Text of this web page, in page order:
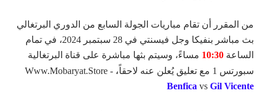
من المقرر أن تقام مباريات الجولة السابع من الدوري البرتغالي
بث مباشر بنفيكا وجل فيسنتي في 28 سبتمبر 2024، في تمام
الساعة 10:30 مساءً، وسيتم بثها مباشرة على قناة البرتغالية
سبورتس 1 مع تعليق يُعلن عنه لاحقاً
،
Benfica vsGil Vicente